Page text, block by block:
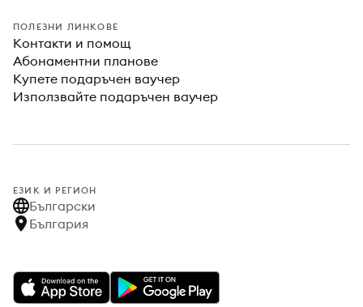
ПОЛЕЗНИ ЛИНКОВЕ
Контакти и помощ
Абонаментни планове
Купете подаръчен ваучер
Използвайте подаръчен ваучер
ЕЗИК И РЕГИОН
Български
България